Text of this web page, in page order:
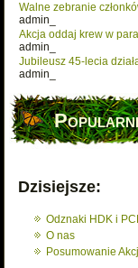
Walne zebranie
admin_
Akcja oddaj krew w
admin_
Jubileusz 45-lecia
admin_
Dzisiejsze:
Odznaki HDK i
O nas
Posumowanie